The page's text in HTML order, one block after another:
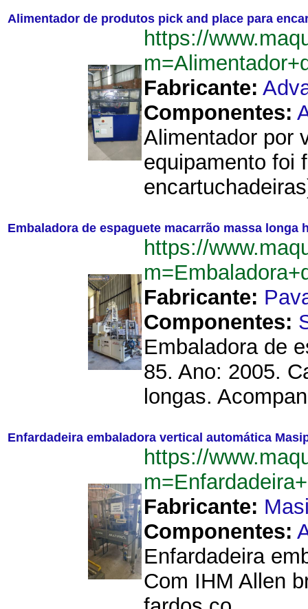
Alimentador de produtos pick and place para
https://
Fabricante:
Componentes:
Alimentador por
equipamento foi
Embaladora de espaguete macarrão massa longa
https://
Fabricante:
Componentes:
Embaladora de
85. Ano: 2005.
longas.
Enfardadeira embaladora vertical automática
https://
Fabricante:
Componentes:
Enfardadeira
Com IHM Allen